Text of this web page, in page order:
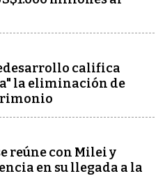
califica
la eliminación de
reúne con Milei y
en su llegada a la